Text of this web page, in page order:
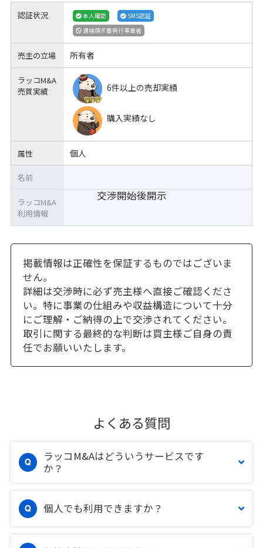
認証状況 本人確認
SMS認証
適格請求書発行事業者
売主の立場 所有者
ラッコM&A
売買実績
6件以上の売却実績
購入実績なし
属性 個人
交渉開始後開示
名前
ラッコM&A
利用情報
掲載情報は正確性を保証するものではございま
せん。
詳細は交渉時に必ず売主様へ直接ご確認くださ
い。特に事業の仕組みや収益構造について十分
にご理解・ご納得の上で交渉されてください。
取引に関する最終的な判断は買主様ご自身の責
任でお願いいたします。
よくある質問
ラッコM&Aはどういうサービスです
か？
個人でも利用できますか？